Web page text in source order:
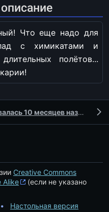
Что еще надо для
с химикатами и
полётов...
Последний раз редактировалась 10 месяцев назад
Creative Commons
Alike
(если не указано
Настольная версия